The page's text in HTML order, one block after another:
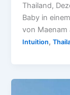
Thailand,
Baby in
von Maenam
Intuition,